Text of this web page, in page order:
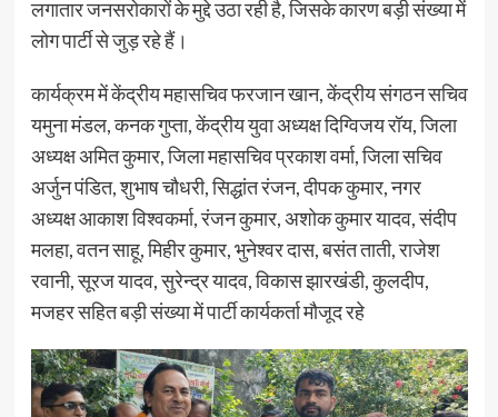
लगातार जनसरोकारों के मुद्दे उठा रही है, जिसके कारण बड़ी संख्या में
लोग पार्टी से जुड़ रहे हैं।
कार्यक्रम में केंद्रीय महासचिव फरजान खान, केंद्रीय संगठन सचिव
यमुना मंडल, कनक गुप्ता, केंद्रीय युवा अध्यक्ष दिग्विजय रॉय, जिला
अध्यक्ष अमित कुमार, जिला महासचिव प्रकाश वर्मा, जिला सचिव
अर्जुन पंडित, शुभाष चौधरी, सिद्धांत रंजन, दीपक कुमार, नगर
अध्यक्ष आकाश विश्वकर्मा, रंजन कुमार, अशोक कुमार यादव, संदीप
मलहा, वतन साहू, मिहीर कुमार, भुनेश्वर दास, बसंत ताती, राजेश
रवानी, सूरज यादव, सुरेन्द्र यादव, विकास झारखंडी, कुलदीप,
मजहर सहित बड़ी संख्या में पार्टी कार्यकर्ता मौजूद रहे